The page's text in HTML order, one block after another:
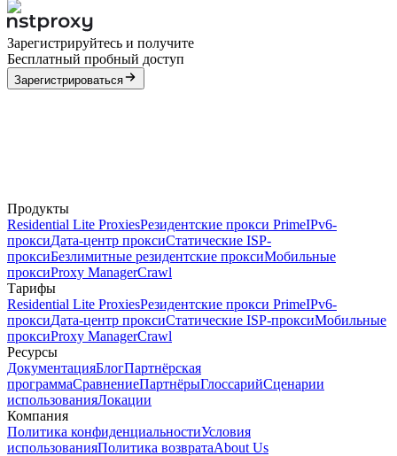
Зарегистрируйтесь и получите
Бесплатный пробный доступ
Зарегистрироваться
Продукты
Residential Lite ProxiesРезидентские прокси PrimeIPv6-
проксиДата-центр проксиСтатические ISP-
проксиБезлимитные резидентские проксиМобильные
проксиProxy ManagerCrawl
Тарифы
Residential Lite ProxiesРезидентские прокси PrimeIPv6-
проксиДата-центр проксиСтатические ISP-проксиМобильные
проксиProxy ManagerCrawl
Ресурсы
ДокументацияБлогПартнёрская
программаСравнениеПартнёрыГлоссарийСценарии
использованияЛокации
Компания
Политика конфиденциальностиУсловия
использованияПолитика возвратаAbout Us